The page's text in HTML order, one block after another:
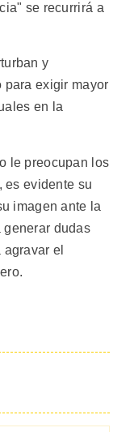
se recurrirá a
y
exigir mayor
en la
le preocupan los
es evidente su
imagen ante la
dudas
el